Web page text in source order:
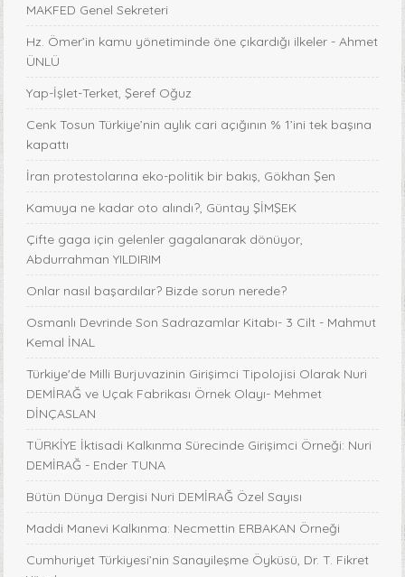
MAKFED Genel Sekreteri
Hz. Ömer’in kamu yönetiminde öne çıkardığı ilkeler - Ahmet
ÜNLÜ
Yap-İşlet-Terket, Şeref Oğuz
Cenk Tosun Türkiye’nin aylık cari açığının % 1’ini tek başına
kapattı
İran protestolarına eko-politik bir bakış, Gökhan Şen
Kamuya ne kadar oto alındı?, Güntay ŞİMŞEK
Çifte gaga için gelenler gagalanarak dönüyor,
Abdurrahman YILDIRIM
Onlar nasıl başardılar? Bizde sorun nerede?
Osmanlı Devrinde Son Sadrazamlar Kitabı- 3 Cilt - Mahmut
Kemal İNAL
Türkiye'de Milli Burjuvazinin Girişimci Tipolojisi Olarak Nuri
DEMİRAĞ ve Uçak Fabrikası Örnek Olayı- Mehmet
DİNÇASLAN
TÜRKİYE İktisadi Kalkınma Sürecinde Girişimci Örneği: Nuri
DEMİRAĞ - Ender TUNA
Bütün Dünya Dergisi Nuri DEMİRAĞ Özel Sayısı
Maddi Manevi Kalkınma: Necmettin ERBAKAN Örneği
Cumhuriyet Türkiyesi’nin Sanayileşme Öyküsü, Dr. T. Fikret